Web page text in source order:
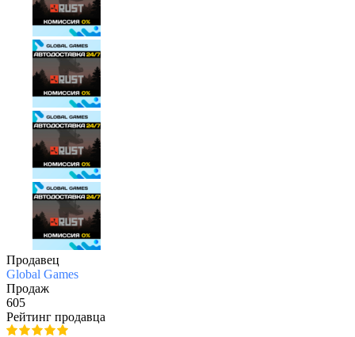
Продавец
Global Games
Продаж
605
Рейтинг продавца